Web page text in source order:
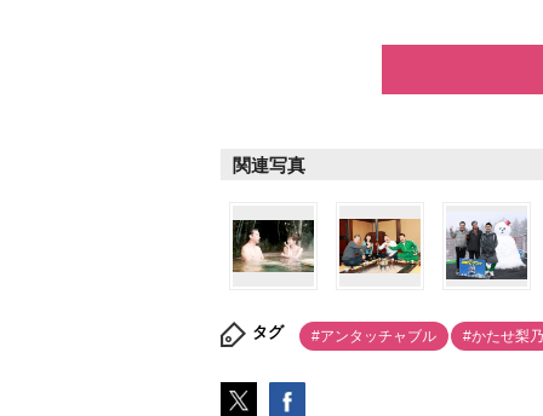
関連写真
タグ #アンタッチャブル #かたせ梨乃